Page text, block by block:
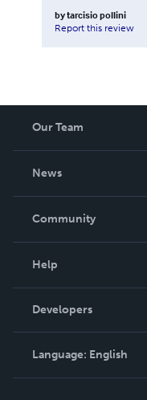
bytarcisio pollini
Report this review
Our Team
News
In The News
Community
Podcast
Help
Order Lookup
Knowledge Base
Contact Support
Developers
Language: English